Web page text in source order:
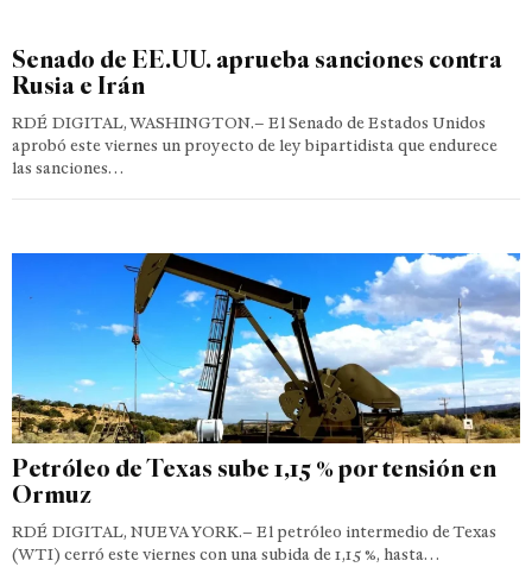
Senado de EE.UU. aprueba sanciones contra
Rusia e Irán
RDÉ DIGITAL, WASHINGTON.– El Senado de Estados Unidos
aprobó este viernes un proyecto de ley bipartidista que endurece
las sanciones…
Petróleo de Texas sube 1,15 % por tensión en
Ormuz
RDÉ DIGITAL, NUEVA YORK.– El petróleo intermedio de Texas
(WTI) cerró este viernes con una subida de 1,15 %, hasta…